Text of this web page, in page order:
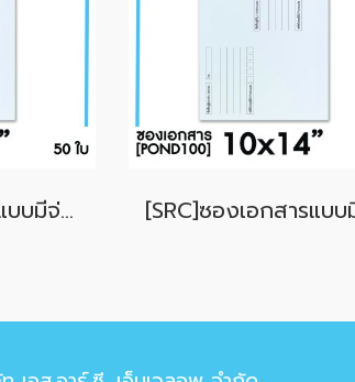
[SRC]ซองเอกสารแบบมีจ่าหน้า 10x15"(POND100)